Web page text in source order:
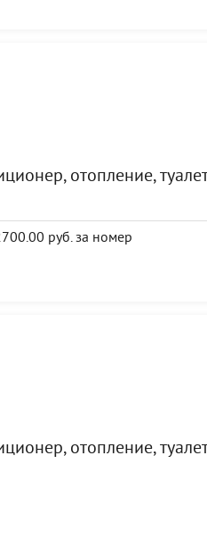
отопление,
руб. за номер
отопление,